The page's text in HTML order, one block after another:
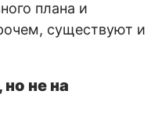
плана и
существуют и
не на